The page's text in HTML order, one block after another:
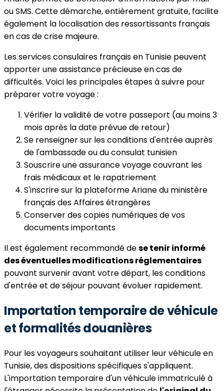
ou SMS. Cette démarche, entièrement gratuite, facilite
également la localisation des ressortissants français
en cas de crise majeure.
Les services consulaires français en Tunisie peuvent
apporter une assistance précieuse en cas de
difficultés. Voici les principales étapes à suivre pour
préparer votre voyage :
Vérifier la validité de votre passeport (au moins 3
mois après la date prévue de retour)
Se renseigner sur les conditions d'entrée auprès
de l'ambassade ou du consulat tunisien
Souscrire une assurance voyage couvrant les
frais médicaux et le rapatriement
S'inscrire sur la plateforme Ariane du ministère
français des Affaires étrangères
Conserver des copies numériques de vos
documents importants
Il est également recommandé dese tenir informé
des éventuelles modifications réglementaires
pouvant survenir avant votre départ, les conditions
d'entrée et de séjour pouvant évoluer rapidement.
Importation temporaire de véhicule
et formalités douanières
Pour les voyageurs souhaitant utiliser leur véhicule en
Tunisie, des dispositions spécifiques s'appliquent.
L'importation temporaire d'un véhicule immatriculé à